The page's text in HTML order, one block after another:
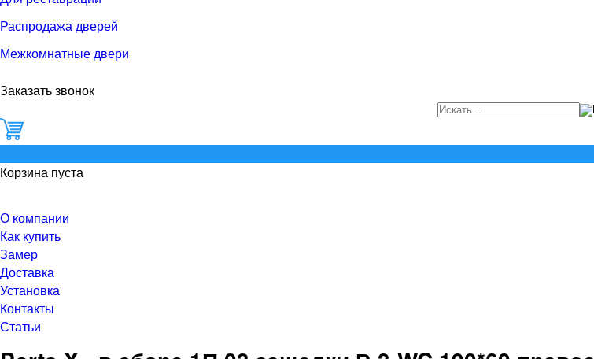
Распродажа дверей
Межкомнатные двери
Заказать звонок
Корзина пуста
О компании
Как купить
Замер
Доставка
Установка
Контакты
Статьи